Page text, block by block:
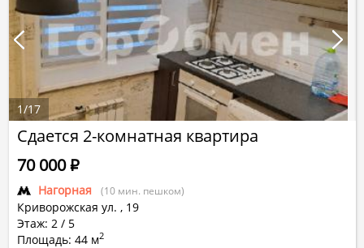
Сдается 2-комнатная квартира
Нагорная (10 мин. пешком)
Криворожская ул. , 19
Этаж: 2 / 5
Площадь: 44 м2
70 000Р
1/17